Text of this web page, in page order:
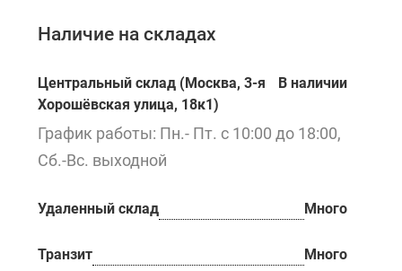
Наличие на складах
Центральный склад (Москва, 3-я
Хорошёвская улица, 18к1)
В наличии
График работы: Пн.- Пт. с 10:00 до 18:00,
Сб.-Вс. выходной
Удаленный склад Много
Транзит Много